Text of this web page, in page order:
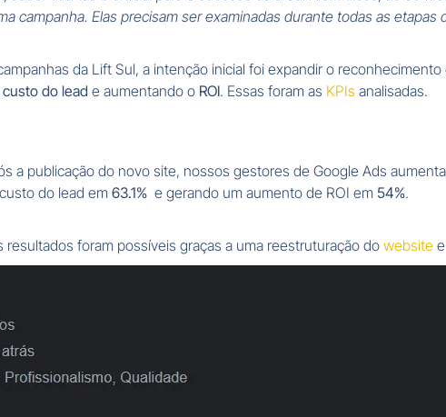
campanha. Elas precisam ser examinadas durante todas as etapas
da Lift Sul, a intenção inicial foi expandir o
custo do lead e aumentando oROI. Essas foram as KPIs analisadas.
a publicação do novo site, nossos gestores de Google Ads
do lead em 63.1% e gerando um aumento de ROI em 54%.
foram possíveis graças a uma reestruturação do websitee